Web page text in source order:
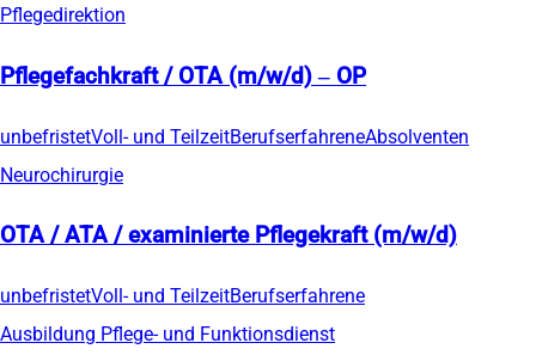
Pflegedirektion
Pflegefachkraft / OTA (m/w/d) – OP
unbefristetVoll- und TeilzeitBerufserfahreneAbsolventen
Neurochirurgie
OTA / ATA / examinierte Pflegekraft (m/w/d)
unbefristetVoll- und TeilzeitBerufserfahrene
Ausbildung Pflege- und Funktionsdienst